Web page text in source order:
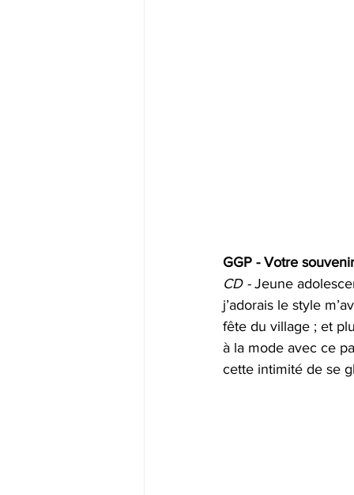
GGP - Votre
CD - Jeune
j’adorais le style
fête du village ; et
à la mode avec ce
cette intimité de se